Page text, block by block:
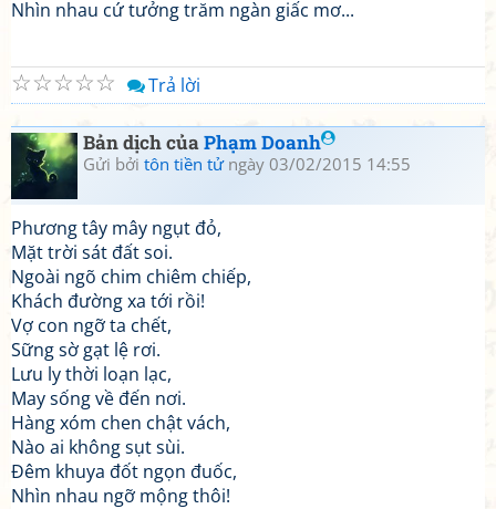
Nhìn nhau cứ tưởng trăm ngàn giấc mơ...
☆
☆
☆
☆
☆ Trả lời
Bản dịch củaPhạm Doanh
Gửi bởi tôn tiền tửngày 03/02/2015 14:55
Phương tây mây ngụt đỏ,
Mặt trời sát đất soi.
Ngoài ngõ chim chiêm chiếp,
Khách đường xa tới rồi!
Vợ con ngỡ ta chết,
Sững sờ gạt lệ rơi.
Lưu ly thời loạn lạc,
May sống về đến nơi.
Hàng xóm chen chật vách,
Nào ai không sụt sùi.
Đêm khuya đốt ngọn đuốc,
Nhìn nhau ngỡ mộng thôi!